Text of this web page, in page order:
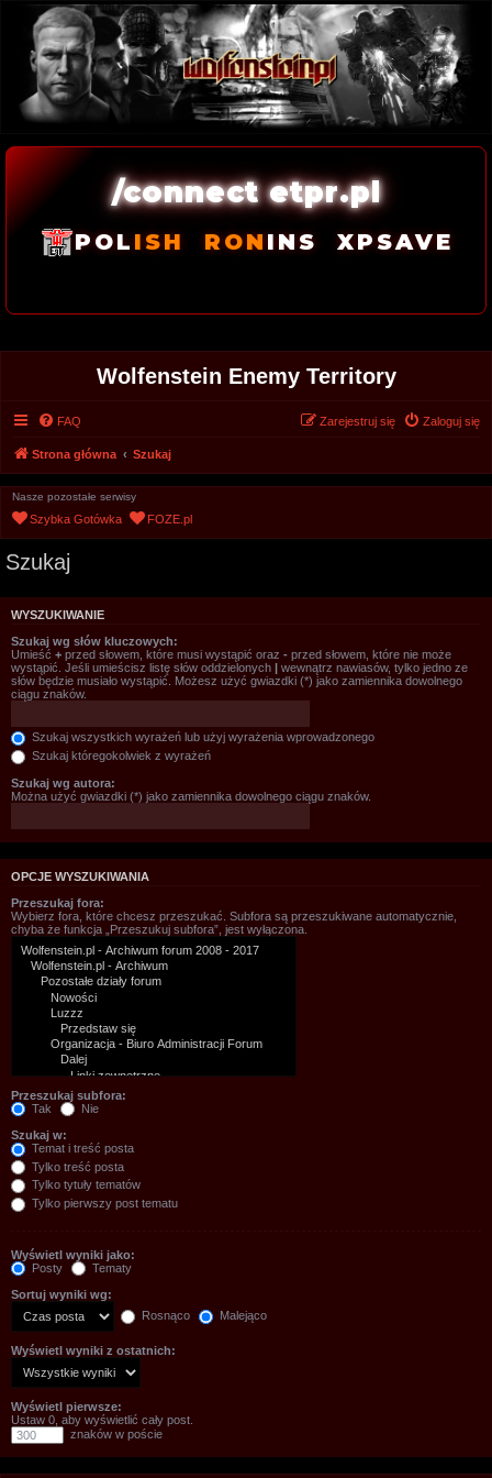
/connect etpr.pl
POL ISH RONINS XPSAVE
Wolfenstein Enemy Territory
FAQ Zaloguj się
Zarejestruj się
Strona główna Szukaj
Nasze pozostałe serwisy
Szybka Gotówka FOZE.pl
Szukaj
WYSZUKIWANIE
Szukaj wg słów kluczowych:
Umieść + przed słowem, które musi wystąpić oraz - przed słowem, które nie może
wystąpić. Jeśli umieścisz listę słów oddzielonych
wewnątrz nawiasów, tylko jedno ze
słów będzie musiało wystąpić. Możesz użyć gwiazdki (*) jako zamiennika dowolnego
ciągu znaków.
Szukaj wszystkich wyrażeń lub użyj wyrażenia wprowadzonego
Szukaj któregokolwiek z wyrażeń
Szukaj wg autora:
Można użyć gwiazdki (*) jako zamiennika dowolnego ciągu znaków.
OPCJE WYSZUKIWANIA
Przeszukaj fora:
Wybierz fora, które chcesz przeszukać. Subfora są przeszukiwane automatycznie,
chyba że funkcja „Przeszukuj subfora”, jest wyłączona.
Przeszukaj subfora:
Tak
Nie
Szukaj w:
Temat i treść posta
Tylko treść posta
Tylko tytuły tematów
Tylko pierwszy post tematu
Wyświetl wyniki jako:
Posty
Tematy
Sortuj wyniki wg:
Rosnąco
Malejąco
Wyświetl wyniki z ostatnich:
Wyświetl pierwsze:
Ustaw 0, aby wyświetlić cały post.
znaków w poście